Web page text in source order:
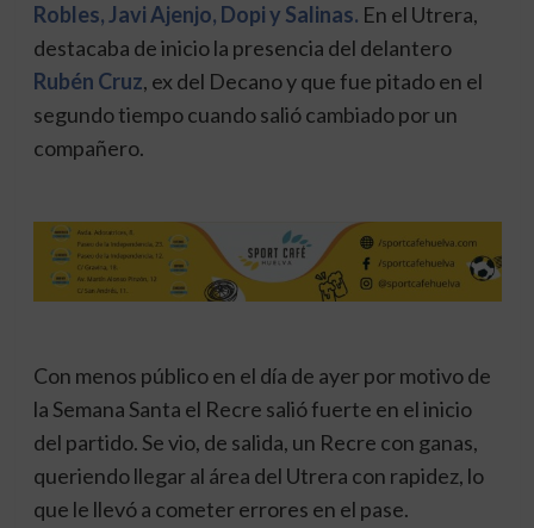
Robles, Javi Ajenjo, Dopi y Salinas. En el Utrera,
destacaba de inicio la presencia del delantero
Rubén Cruz, ex del Decano y que fue pitado en el
segundo tiempo cuando salió cambiado por un
compañero.
Con menos público en el día de ayer por motivo de
la Semana Santa el Recre salió fuerte en el inicio
del partido. Se vio, de salida, un Recre con ganas,
queriendo llegar al área del Utrera con rapidez, lo
que le llevó a cometer errores en el pase.